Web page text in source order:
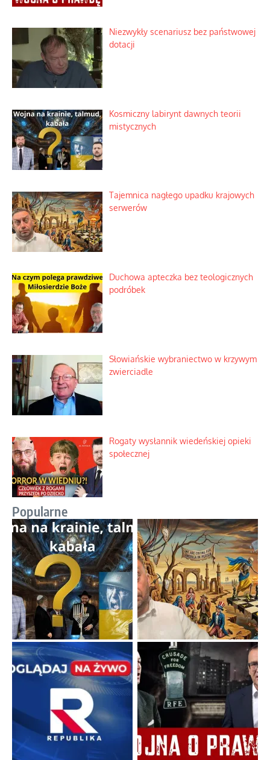
Niezwykły scenariusz bez państwowej
dotacji
Kosmiczny labirynt dawnych teorii
mistycznych
Tajemnica nagłego upadku krajowych
serwerów
Duchowa apteczka bez teologicznych
podróbek
Słowiańskie wybraniectwo w krzywym
zwierciadle
Rogaty wysłannik wiedeńskiej opieki
społecznej
Popularne